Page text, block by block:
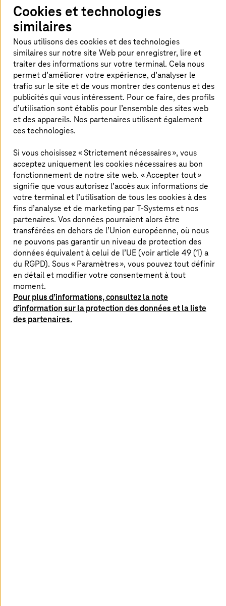
également compliqués par un accès limité aux
données en temps réel et aux données
historiques des capteurs. Les entreprises de
fabrication utilisent de plus en plus le potentiel
de transformation des données et la
technologie d’intelligence artificielle pour
relever ces défis.
Contrôlez les situations avant qu’elles
La surveillance basée sur les données et l’IA optimise le
processus de fabrication et vous donne un avantage
décisif. En analysant les données des capteurs en temps
réel, l’IA peut prédire les pannes des installations,
optimiser les plans de production et minimiser les temps
d’arrêt. Cela permet de réaliser des économies
substantielles, d’améliorer la qualité des produits et de
mieux respecter les délais de livraison. En outre, l’IA peut
révéler des éléments cachés dans de grandes bases de
données, ce qui permet aux fabricants de développer
des modèles commerciaux innovants afin de consolider
leur avantage concurrentiel.
Cookies et technologies
similaires
Nous utilisons des cookies et des technologies
similaires sur notre site Web pour enregistrer, lire et
traiter des informations sur votre terminal. Cela nous
permet d’améliorer votre expérience, d’analyser le
trafic sur le site et de vous montrer des contenus et des
publicités qui vous intéressent. Pour ce faire, des profils
d’utilisation sont établis pour l’ensemble des sites web
et des appareils. Nos partenaires utilisent également
ces technologies.
Si vous choisissez « Strictement nécessaires », vous
acceptez uniquement les cookies nécessaires au bon
fonctionnement de notre site web. « Accepter tout »
signifie que vous autorisez l’accès aux informations de
votre terminal et l’utilisation de tous les cookies à des
fins d’analyse et de marketing parT-Systemset nos
partenaires. Vos données pourraient alors être
transférées en dehors de l’Union européenne, où nous
ne pouvons pas garantir un niveau de protection des
données équivalent à celui de l’UE (voir article 49 (1) a
du RGPD). Sous « Paramètres », vous pouvez tout définir
en détail et modifier votre consentement à tout
moment.
Pour plus d’informations, consultez la note
d’information sur la protection des données et la liste
des partenaires.